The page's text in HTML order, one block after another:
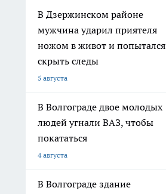
В Дзержинском районе
мужчина ударил приятеля
ножом в живот и попытался
скрыть следы
5 августа
В Волгограде двое молодых
людей угнали ВАЗ, чтобы
покататься
4 августа
В Волгограде здание